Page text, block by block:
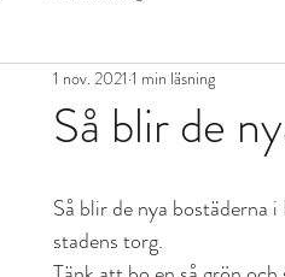
Så blir de
1 nov. 2021 1 min läsning
Så blir de nya
stadens torg.